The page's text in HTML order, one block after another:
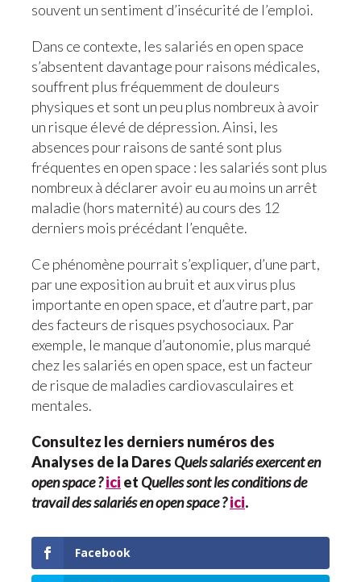
souvent un sentiment d’insécurité de l’emploi.
Dans ce contexte, les salariés en open space
s’absentent davantage pour raisons médicales,
souffrent plus fréquemment de douleurs
physiques et sont un peu plus nombreux à avoir
un risque élevé de dépression. Ainsi, les
absences pour raisons de santé sont plus
fréquentes en open space : les salariés sont plus
nombreux à déclarer avoir eu au moins un arrêt
maladie (hors maternité) au cours des 12
derniers mois précédant l’enquête.
Ce phénomène pourrait s’expliquer, d’une part,
par une exposition au bruit et aux virus plus
importante en open space, et d’autre part, par
des facteurs de risques psychosociaux. Par
exemple, le manque d’autonomie, plus marqué
chez les salariés en open space, est un facteur
de risque de maladies cardiovasculaires et
mentales.
Consultez les derniers numéros des
Analyses de la Dares Quels salariés exercent en
open space ?ici et Quelles sont les conditions de
travail des salariés en open space ?ici.
Facebook